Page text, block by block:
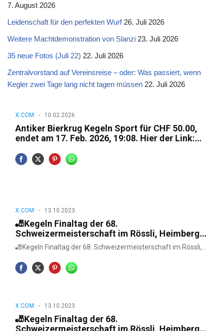
7. August 2026
Leidenschaft für den perfekten Wurf 26. Juli 2026
Weitere Machtdemonstration von Slanzi 23. Juli 2026
35 neue Fotos (Juli 22) 22. Juli 2026
Zentralvorstand auf Vereinsreise – oder: Was passiert, wenn
Kegler zwei Tage lang nicht tagen müssen 22. Juli 2026